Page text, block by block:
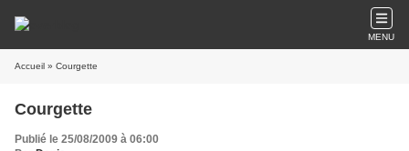
MENU
Accueil » Courgette
Courgette
Publié le 25/08/2009 à 06:00